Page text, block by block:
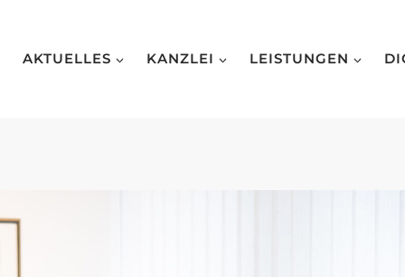
AKTUELLES KANZLEI LEISTUNGEN